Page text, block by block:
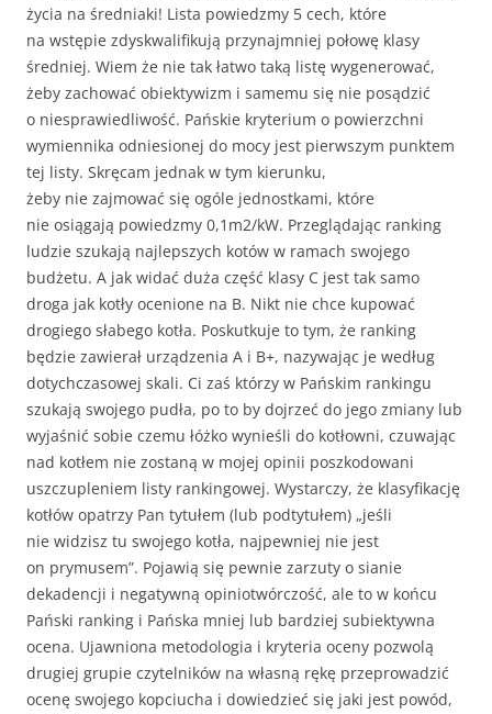
życia na średniaki! Lista powiedzmy 5 cech, które
na wstępie zdyskwalifikują przynajmniej połowę klasy
średniej. Wiem że nie tak łatwo taką listę wygenerować,
żeby zachować obiektywizm i samemu się nie posądzić
o niesprawiedliwość. Pańskie kryterium o powierzchni
wymiennika odniesionej do mocy jest pierwszym punktem
tej listy. Skręcam jednak w tym kierunku,
żeby nie zajmować się ogóle jednostkami, które
nie osiągają powiedzmy 0,1m2/kW. Przeglądając ranking
ludzie szukają najlepszych kotów w ramach swojego
budżetu. A jak widać duża część klasy C jest tak samo
droga jak kotły ocenione na B. Nikt nie chce kupować
drogiego słabego kotła. Poskutkuje to tym, że ranking
będzie zawierał urządzenia A i B+, nazywając je według
dotychczasowej skali. Ci zaś którzy w Pańskim rankingu
szukają swojego pudła, po to by dojrzeć do jego zmiany lub
wyjaśnić sobie czemu łóżko wynieśli do kotłowni, czuwając
nad kotłem nie zostaną w mojej opinii poszkodowani
uszczupleniem listy rankingowej. Wystarczy, że klasyfikację
kotłów opatrzy Pan tytułem (lub podtytułem) „jeśli
nie widzisz tu swojego kotła, najpewniej nie jest
on prymusem”. Pojawią się pewnie zarzuty o sianie
dekadencji i negatywną opiniotwórczość, ale to w końcu
Pański ranking i Pańska mniej lub bardziej subiektywna
ocena. Ujawniona metodologia i kryteria oceny pozwolą
drugiej grupie czytelników na własną rękę przeprowadzić
ocenę swojego kopciucha i dowiedzieć się jaki jest powód,